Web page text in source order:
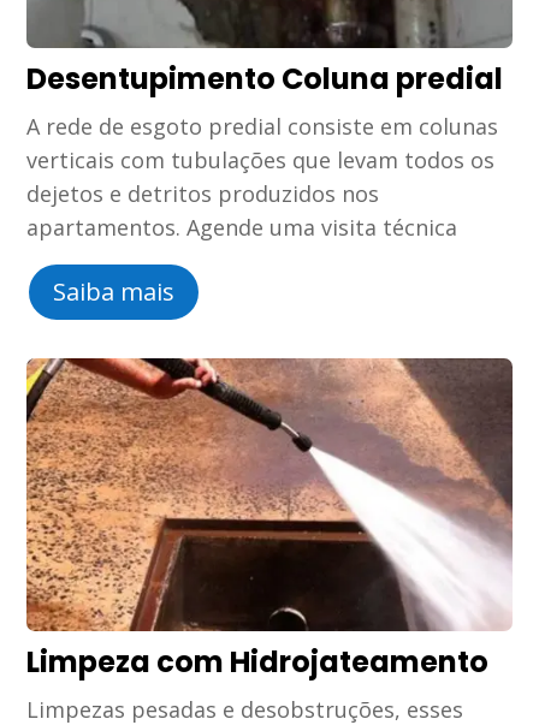
Desentupimento Coluna predial
A rede de esgoto predial consiste em colunas
verticais com tubulações que levam todos os
dejetos e detritos produzidos nos
apartamentos. Agende uma visita técnica
Saiba mais
Limpeza com Hidrojateamento
Limpezas pesadas e desobstruções, esses